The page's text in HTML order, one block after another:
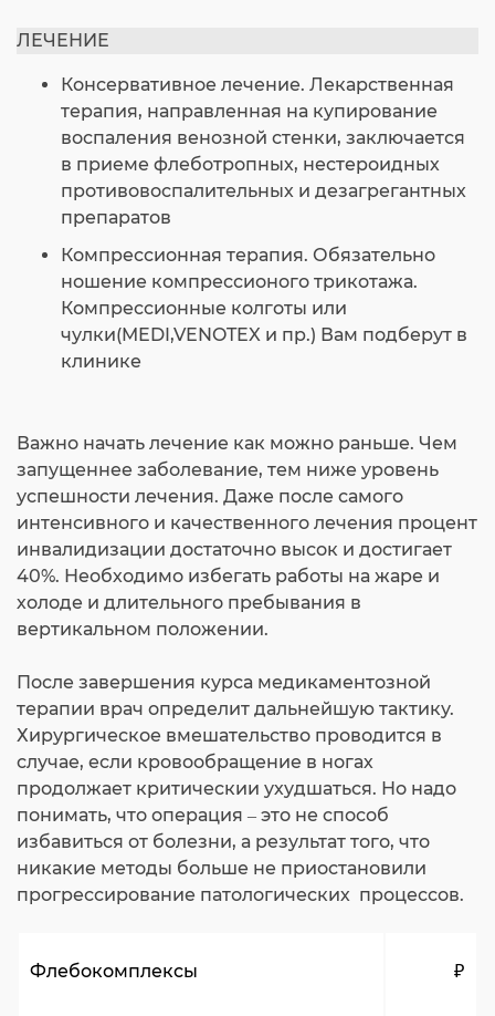
ЛЕЧЕНИЕ
Консервативное лечение. Лекарственная
терапия, направленная на купирование
воспаления венозной стенки, заключается
в приеме флеботропных, нестероидных
противовоспалительных и дезагрегантных
препаратов
Компрессионная терапия. Обязательно
ношение компрессионого трикотажа.
Компрессионные колготы или
чулки(MEDI,VENOTEX и пр.) Вам подберут в
клинике
Важно начать лечение как можно раньше. Чем
запущеннее заболевание, тем ниже уровень
успешности лечения. Даже после самого
интенсивного и качественного лечения процент
инвалидизации достаточно высок и достигает
40%. Необходимо избегать работы на жаре и
холоде и длительного пребывания в
вертикальном положении.
После завершения курса медикаментозной
терапии врач определит дальнейшую тактику.
Хирургическое вмешательство проводится в
случае, если кровообращение в ногах
продолжает критическии ухудшаться. Но надо
понимать, что операция – это не способ
избавиться от болезни, а результат того, что
никакие методы больше не приостановили
прогрессирование патологических процессов.
Флебокомплексы ₽